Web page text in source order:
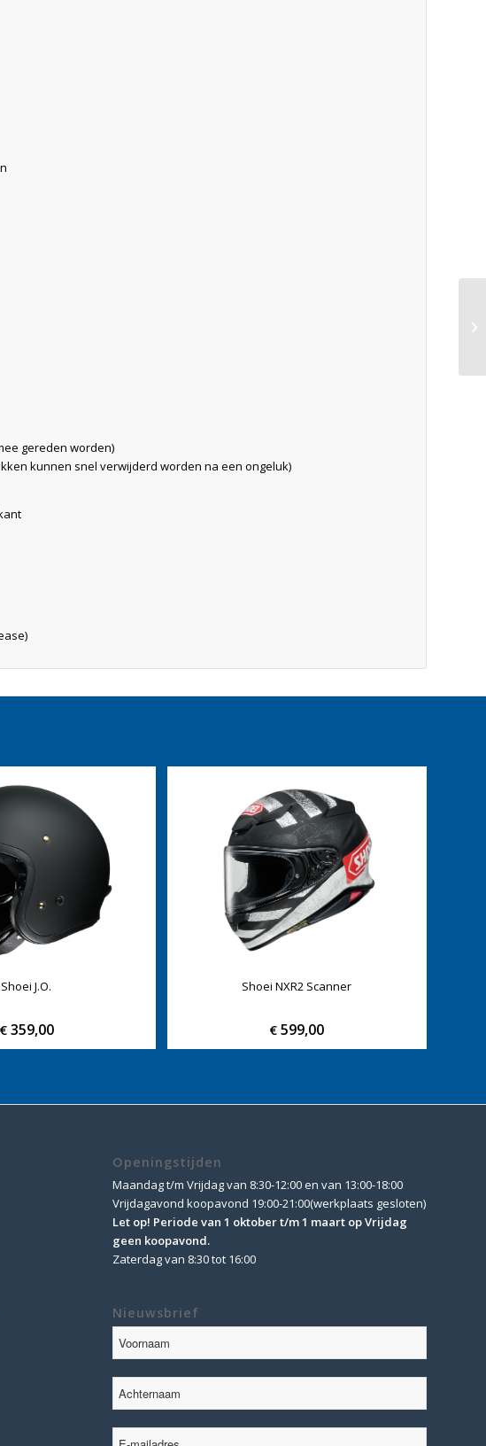
gereden worden)
kunnen snel verwijderd worden na een ongeluk)
Shoei J.O.
€359,00
Shoei NXR2 Scanner
€ 599,00
Openingstijden
Maandag t/m Vrijdag van 8:30-12:00 en van 13:00-18:00
Vrijdagavond koopavond 19:00-21:00(werkplaats gesloten)
Let op! Periode van 1 oktober t/m 1 maart op Vrijdag
geen koopavond.
Zaterdag van 8:30 tot 16:00
Nieuwsbrief